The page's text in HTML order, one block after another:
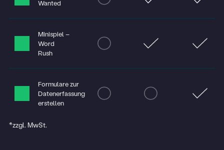
Wanted
Minispiel –
Word
Rush
Formulare zur
Datenerfassung
erstellen
*zzgl. MwSt.